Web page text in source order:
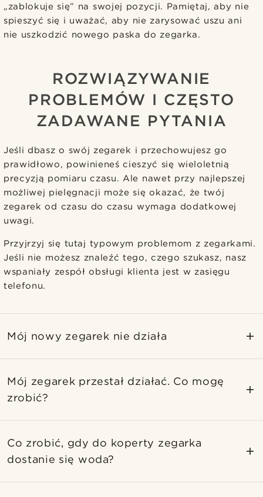
„zablokuje się” na swojej pozycji. Pamiętaj, aby nie
spieszyć się i uważać, aby nie zarysować uszu ani
nie uszkodzić nowego paska do zegarka.
ROZWIĄZYWANIE
PROBLEMÓW I CZĘSTO
ZADAWANE PYTANIA
Jeśli dbasz o swój zegarek i przechowujesz go
prawidłowo, powinieneś cieszyć się wieloletnią
precyzją pomiaru czasu. Ale nawet przy najlepszej
możliwej pielęgnacji może się okazać, że twój
zegarek od czasu do czasu wymaga dodatkowej
uwagi.
Przyjrzyj się tutaj typowym problemom z zegarkami.
Jeśli nie możesz znaleźć tego, czego szukasz, nasz
wspaniały zespół obsługi klienta jest w zasięgu
telefonu.
Mój nowy zegarek nie działa
Mój zegarek przestał działać. Co mogę
zrobić?
Co zrobić, gdy do koperty zegarka
dostanie się woda?